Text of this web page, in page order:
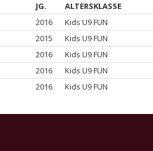
JG. ALTERSKLASSE
2016 Kids U9 FUN
2015
Kids U9 FUN
2016 Kids U9 FUN
2016 Kids U9 FUN
2016 Kids U9 FUN